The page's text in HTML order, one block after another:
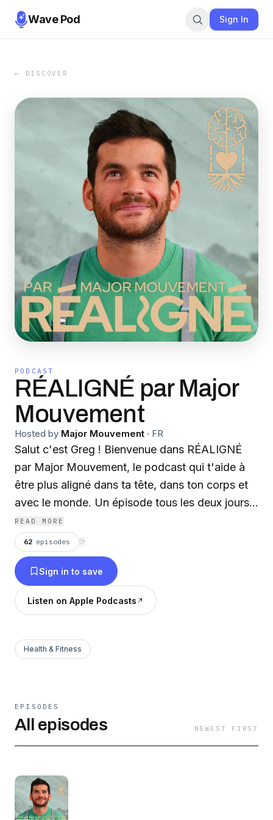
Wave Pod Sign In
← DISCOVER
PODCAST
RÉALIGNÉ par Major
Mouvement
Hosted by Major Mouvement · FR
Salut c'est Greg ! Bienvenue dans RÉALIGNÉ
par Major Mouvement, le podcast qui t'aide à
être plus aligné dans ta tête, dans ton corps et
avec le monde. Un épisode tous les deux jours
pour explorer ton corps, ton cerveau et ce
monde de dingue, avec des clés concrètes,
utiles et scientifiquement fondées. Prends le
temps de t’approprier des solutions simples,
vraies et durables. 📲 Tous mes liens :
linktr.ee/MajorMouvement 🎙 Prod : Sportcast
READ MORE
62 episodes ⟳
Sign in to save
Listen on Apple Podcasts
Health & Fitness
EPISODES
All episodes NEWEST FIRST